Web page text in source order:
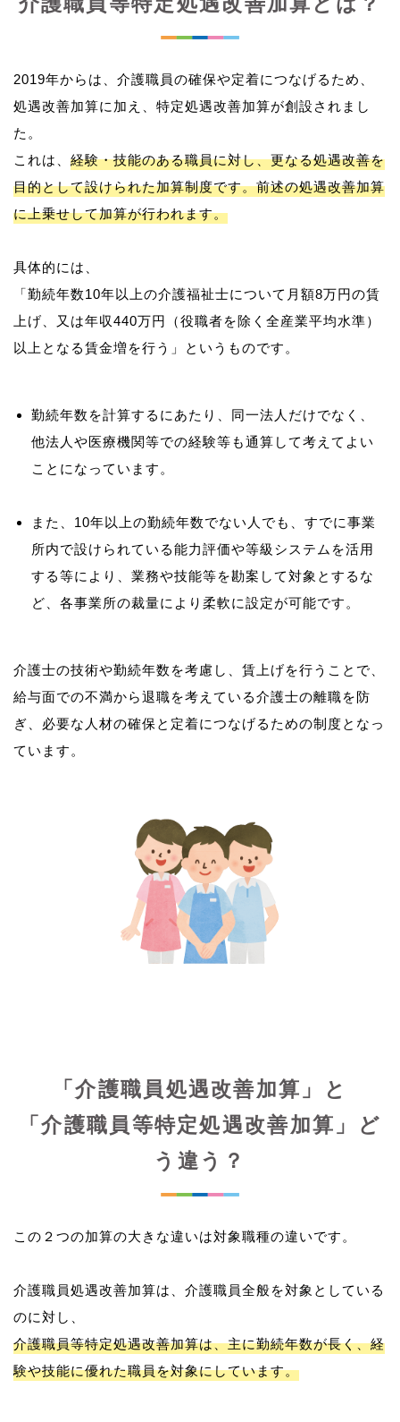
2019年からは、介護職員の確保や定着につなげるため、
処遇改善加算に加え、特定処遇改善加算が創設されまし
た。
これは、 経験・技能のある職員に対し、更なる処遇改善を
目的として設けられた加算制度です。前述の処遇改善加算
に上乗せして加算が行われます。
具体的には、
「勤続年数10年以上の介護福祉士について月額8万円の賃
上げ、又は年収440万円（役職者を除く全産業平均水準）
勤続年数を計算するにあたり、同一法人だけでなく、
他法人や医療機関等での経験等も通算して考えてよい
ことになっています。
また、10年以上の勤続年数でない人でも、すでに事業
所内で設けられている能力評価や等級システムを活用
する等により、業務や技能等を勘案して対象とするな
ど、各事業所の裁量により柔軟に設定が可能です。
介護士の技術や勤続年数を考慮し、賃上げを行うことで、
給与面での不満から退職を考えている介護士の離職を防
ぎ、必要な人材の確保と定着につなげるための制度となっ
ています。
「介護職員処遇改善加算」と
「介護職員等特定処遇改善加算」ど
う違う？
この２つの加算の大きな違いは対象職種の違いです。
介護職員処遇改善加算は、介護職員全般を対象としている
介護職員等特定処遇改善加算は、主に勤続年数が長く、経
験や技能に優れた職員を対象にしています。